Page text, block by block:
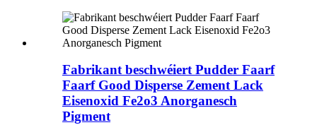
Fabrikant beschwéiert Pudder Faarf
Faarf Good Disperse Zement Lack
Eisenoxid Fe2o3 Anorganesch
Pigment